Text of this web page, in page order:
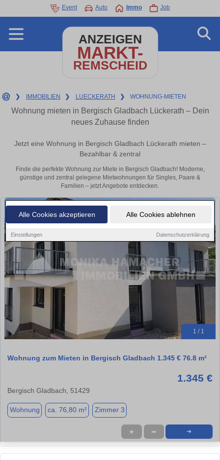
Alle Cookies akzeptieren Alle Cookies ablehnen
Einstellungen Datenschutzerklärung
Event Auto Immo Job
ANZEIGEN
MARKT-
REMSCHEID
❯ IMMOBILIEN ❯ LUECKERATH ❯ WOHNUNG-MIETEN
Wohnung mieten in Bergisch Gladbach Lückerath – Dein
neues Zuhause finden
Jetzt eine Wohnung in Bergisch Gladbach Lückerath mieten –
Bezahlbar & zentral
Finde die perfekte Wohnung zur Miete in Bergisch Gladbach! Moderne,
günstige und zentral gelegene Mietwohnungen für Singles, Paare &
Familien – jetzt Angebote entdecken.
1 / 1
Wohnung zum Mieten in Bergisch Gladbach 1.345 € 76.8 m²
1.345 €
Bergisch Gladbach, 51429
Wohnung ca. 76,80 m² Zimmer 3
★ ➦ ➜